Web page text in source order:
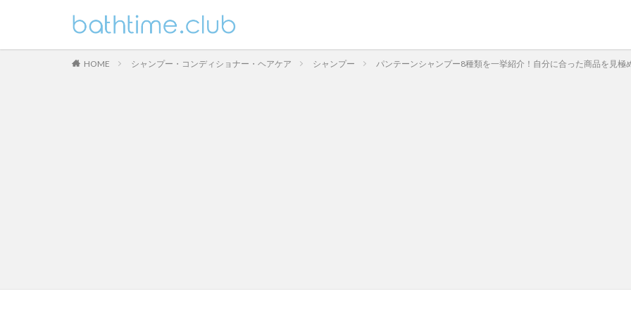
HOME シャンプー・コンディショナー・ヘアケア シャンプー パンテーンシャンプー8種類を一挙紹介！自分に合った商品を見極